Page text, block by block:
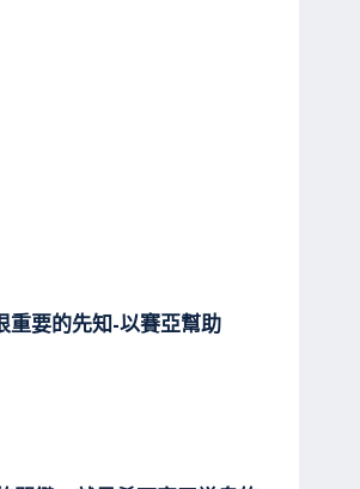
重要的先知-以賽亞幫助